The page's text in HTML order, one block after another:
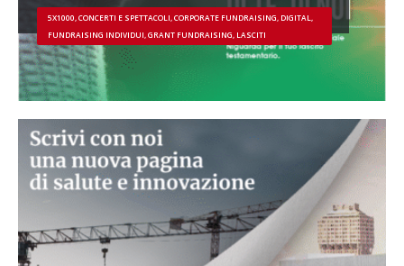
5X1000, CONCERTI E SPETTACOLI, CORPORATE FUNDRAISING, DIGITAL,
FUNDRAISING INDIVIDUI, GRANT FUNDRAISING, LASCITI